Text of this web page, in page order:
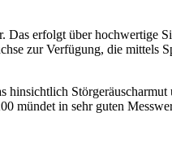
Das erfolgt über hochwertige
zur Verfügung, die mittels
hinsichtlich
mündet in sehr guten